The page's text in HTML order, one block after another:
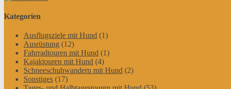
Kategorien
Ausflugsziele mit Hund (1)
Ausrüstung (12)
Fahrradtouren mit Hund (1)
Kajaktouren mit Hund (4)
Schneeschuhwandern mit Hund (2)
Sonstiges (17)